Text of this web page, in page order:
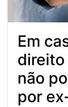
Em
direito
não
por